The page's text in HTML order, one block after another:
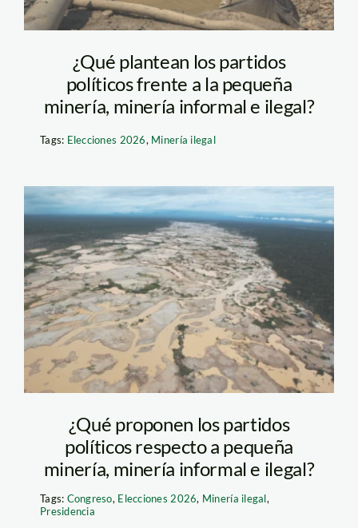
¿Qué plantean los partidos
políticos frente a la pequeña
minería, minería informal e ilegal?
Tags: Elecciones 2026, Minería ilegal
mineria madre de dios
– andina
¿Qué proponen los partidos
políticos respecto a pequeña
minería, minería informal e ilegal?
Tags: Congreso, Elecciones 2026, Minería ilegal,
Presidencia